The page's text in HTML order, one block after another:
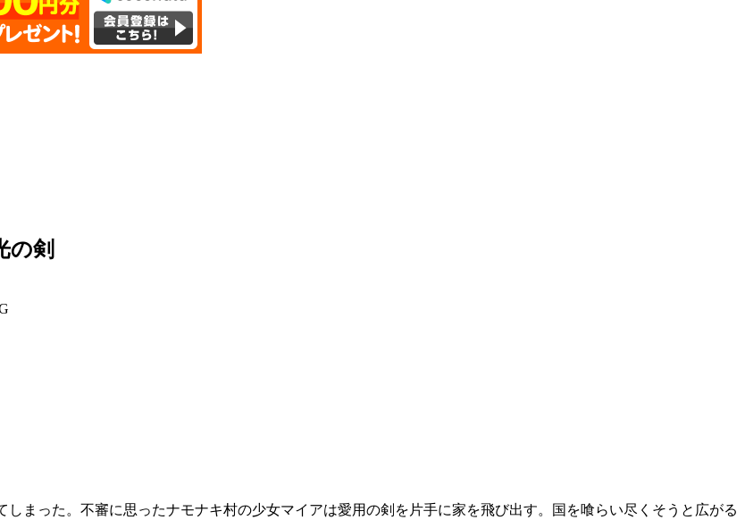
の剣
まった。不審に思ったナモナキ村の少女マイアは愛用の剣を片手に家を飛び出す。国を喰らい尽くそうと広がる